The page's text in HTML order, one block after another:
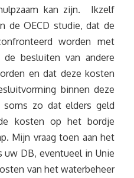
kan zijn. Ikzelf
de OECD studie, dat de
worden met
besluiten van andere
en dat deze kosten
binnen deze
zo dat elders geld
kosten op het bordje
Mijn vraag toen aan het
DB, eventueel in Unie
van het waterbeheer